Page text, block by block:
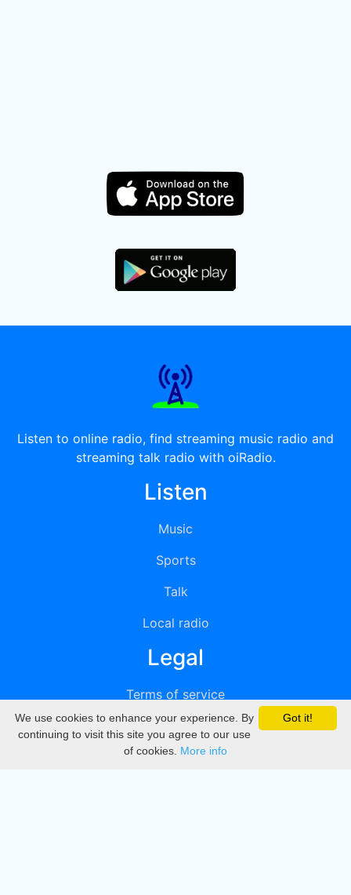
Listen to online radio, find streaming music radio and
streaming talk radio with oiRadio.
Listen
Music
Sports
Talk
Local radio
Legal
Terms of service
Privacy
DMCA
Got it!
We use cookies to enhance your experience. By
continuing to visit this site you agree to our use
of cookies. More info